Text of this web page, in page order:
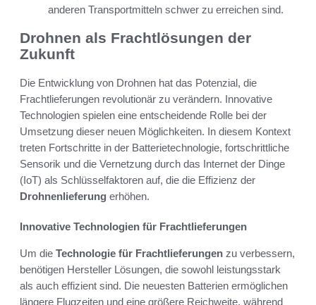
anderen Transportmitteln schwer zu erreichen sind.
Drohnen als Frachtlösungen der
Zukunft
Die Entwicklung von Drohnen hat das Potenzial, die
Frachtlieferungen revolutionär zu verändern. Innovative
Technologien spielen eine entscheidende Rolle bei der
Umsetzung dieser neuen Möglichkeiten. In diesem Kontext
treten Fortschritte in der Batterietechnologie, fortschrittliche
Sensorik und die Vernetzung durch das Internet der Dinge
(IoT) als Schlüsselfaktoren auf, die die Effizienz der
Drohnenlieferung erhöhen.
Innovative Technologien für Frachtlieferungen
Um die Technologie für Frachtlieferungen zu verbessern,
benötigen Hersteller Lösungen, die sowohl leistungsstark
als auch effizient sind. Die neuesten Batterien ermöglichen
längere Flugzeiten und eine größere Reichweite, während